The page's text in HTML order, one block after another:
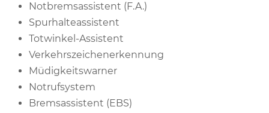
Notbremsassistent (F.A.)
Spurhalteassistent
Totwinkel-Assistent
Verkehrszeichenerkennung
Müdigkeitswarner
Notrufsystem
Bremsassistent (EBS)